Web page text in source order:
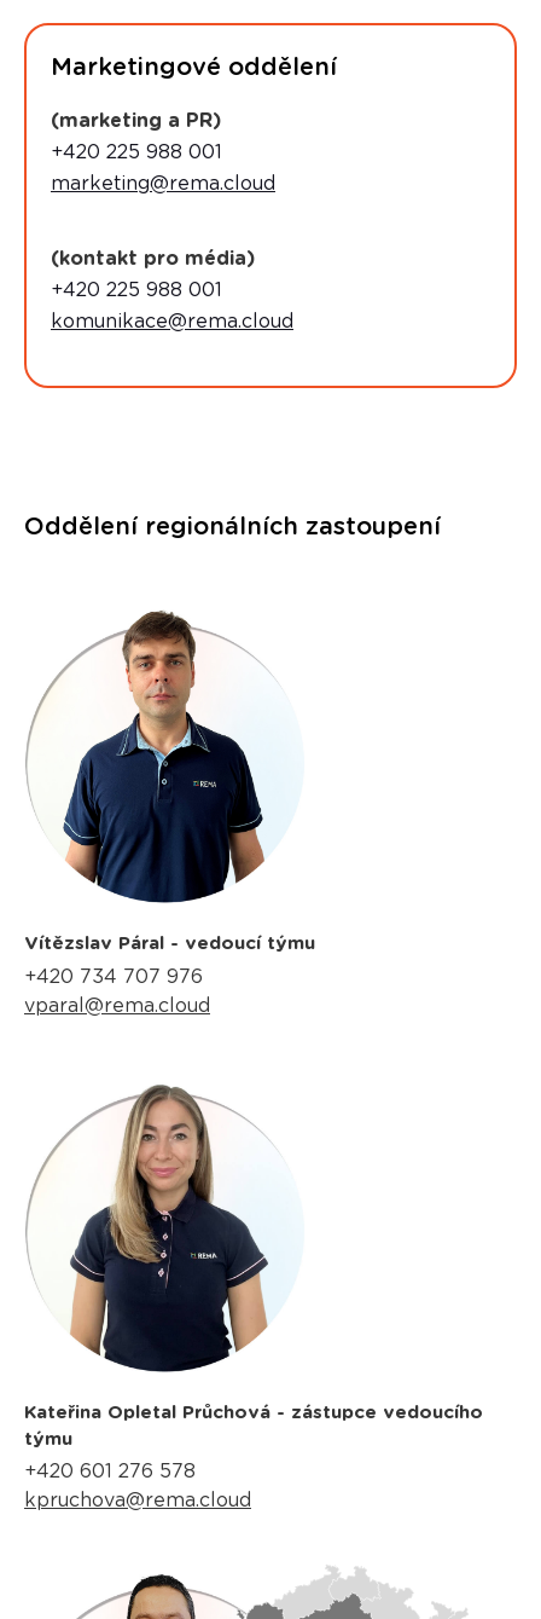
Marketingové oddělení
(marketing a PR)
+420 225 988 001
marketing@rema.cloud
(kontakt pro média)
+420 225 988 001
komunikace@rema.cloud
Oddělení regionálních zastoupení
Vítězslav Páral - vedoucí týmu
+420 734 707 976
vparal@rema.cloud
Kateřina Opletal Průchová - zástupce vedoucího
týmu
+420 601 276 578
kpruchova@rema.cloud